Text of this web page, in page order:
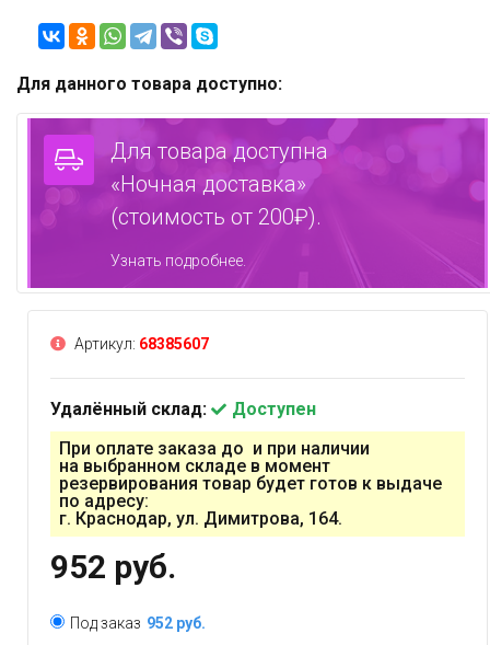
Для данного товара доступно:
Для товара доступна
«Ночная доставка»
(стоимость от 200₽).
Узнать подробнее.
Артикул: 68385607
Удалённый склад:
Доступен
При оплате заказа до и при наличии
на выбранном складе в момент
резервирования товар будет готов к выдаче
по адресу:
г. Краснодар, ул. Димитрова, 164.
952 руб.
Под заказ 952 руб.